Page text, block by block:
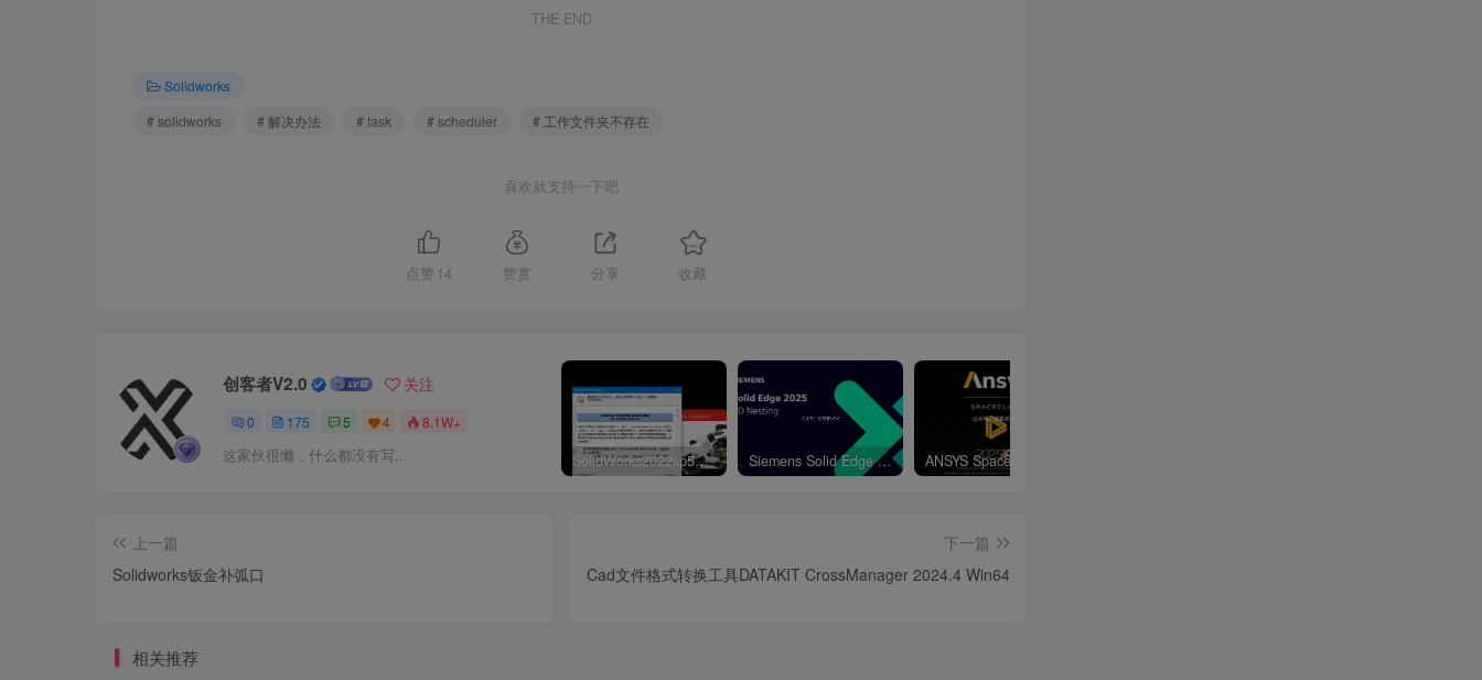
THE END
Solidworks
# solidworks
# 解决办法 # task # scheduler # 工作文件夹不存在
喜欢就支持一下吧
点赞 14 赞赏 分享 收藏
创客者V2.0 关注
0 175 5 4 8.1W+
这家伙很懒，什么都没有写... SolidWorks2022sp5元旦特供绿色精简版 Siemens Solid Edge 2D Nesting 2025 Win64
上一篇
Solidworks钣金补弧口
下一篇
Cad文件格式转换工具DATAKIT CrossManager 2024.4 Win64
相关推荐